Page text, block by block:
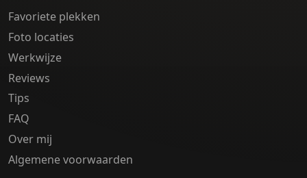
Favoriete plekken
Foto locaties
Werkwijze
Reviews
Tips
FAQ
Over mij
Algemene voorwaarden